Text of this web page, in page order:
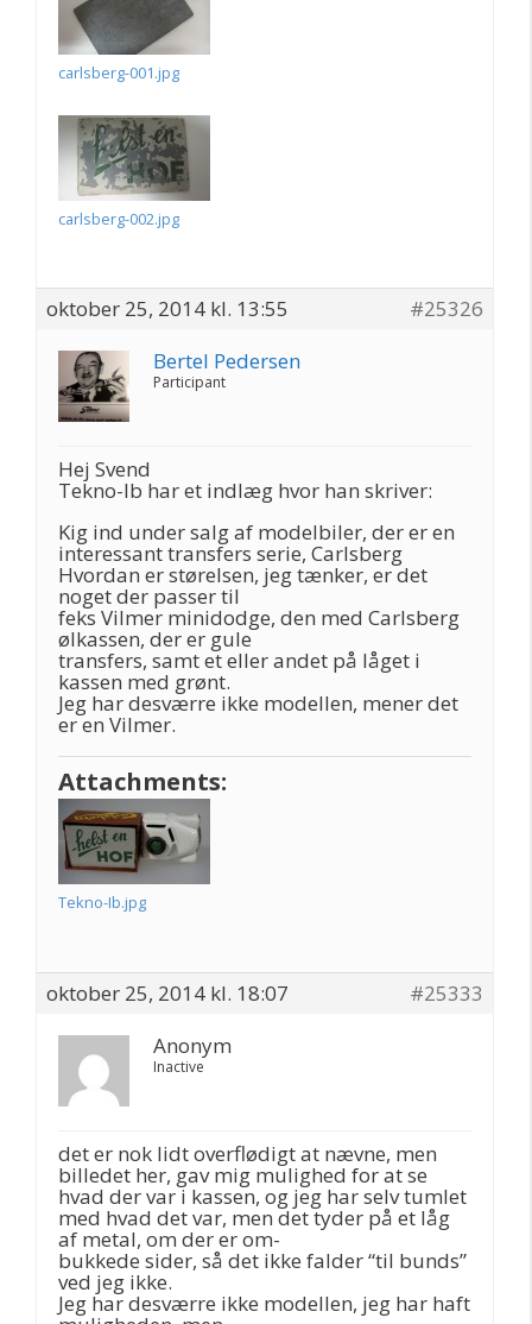
carlsberg-001.jpg
carlsberg-002.jpg
oktober 25, 2014 kl. 13:55
#25326
Bertel Pedersen
Participant
Hej Svend
Tekno-Ib har et indlæg hvor han skriver:
Kig ind under salg af modelbiler, der er en
interessant transfers serie, Carlsberg
Hvordan er størelsen, jeg tænker, er det
noget der passer til
feks Vilmer minidodge, den med Carlsberg
ølkassen, der er gule
transfers, samt et eller andet på låget i
kassen med grønt.
Jeg har desværre ikke modellen, mener det
er en Vilmer.
Attachments:
Tekno-Ib.jpg
oktober 25, 2014 kl. 18:07
#25333
Anonym
Inactive
det er nok lidt overflødigt at nævne, men
billedet her, gav mig mulighed for at se
hvad der var i kassen, og jeg har selv tumlet
med hvad det var, men det tyder på et låg
af metal, om der er om-
bukkede sider, så det ikke falder “til bunds”
ved jeg ikke.
Jeg har desværre ikke modellen, jeg har haft